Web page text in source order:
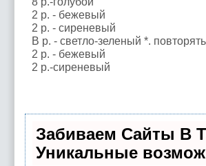
2 р. - бежевый
2 р. - сиреневый
В р. - светло-зеленый *.
2 р. - бежевый
2 р.-сиреневый
Забиваем Сайты В
Уникальные